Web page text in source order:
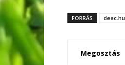
FORRÁS deac.hu
Megosztás